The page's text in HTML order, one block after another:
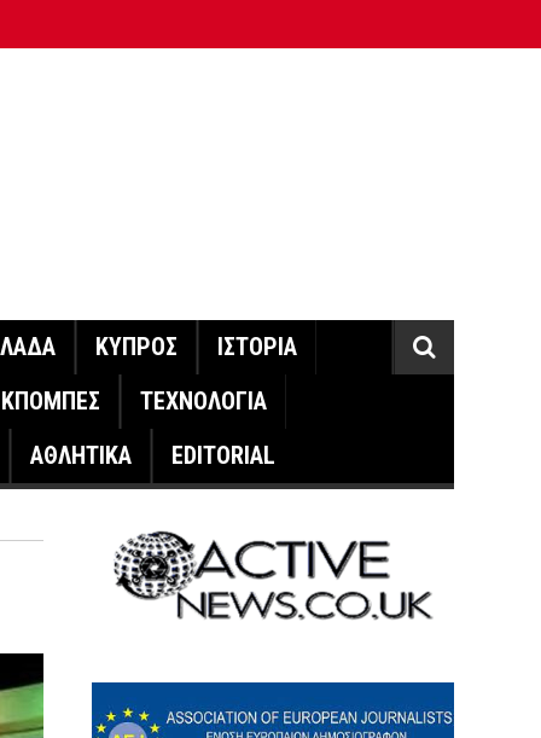
ΚΥΠΡΟΣ
ΙΣΤΟΡΙΑ
ΤΕΧΝΟΛΟΓΙΑ
ΑΘΛΗΤΙΚΑ
EDITORIAL